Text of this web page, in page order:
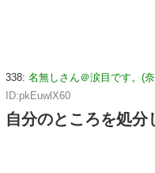
338: 名無しさん＠涙目です。(
ID:pkEuwlX60
自分のところを処分